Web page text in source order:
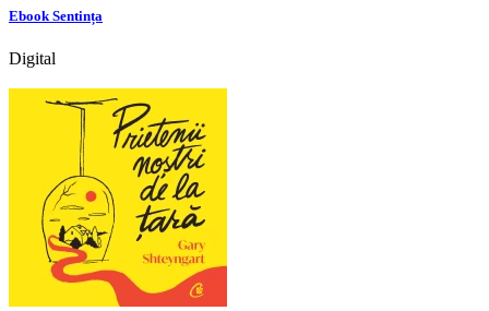
Ebook Sentința
Digital